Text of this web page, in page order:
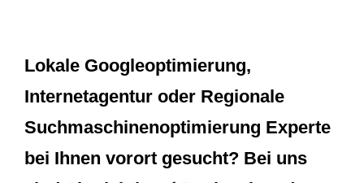
Lokale Googleoptimierung,
Internetagentur oder Regionale
Suchmaschinenoptimierung Experte
bei Ihnen vorort gesucht? Bei uns